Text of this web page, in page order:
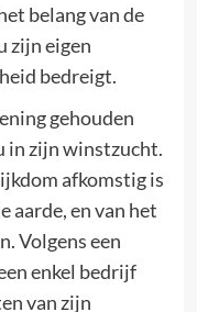
belang van de
zijn eigen
bedreigt.
gehouden
in zijn winstzucht.
afkomstig is
aarde, en van het
Volgens een
enkel bedrijf
van zijn